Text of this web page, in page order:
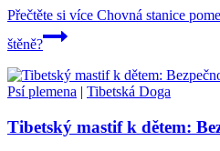
Přečtěte si více Chovná stanice
štěně?
Psí plemena | Tibetská Doga
Tibetský mastif k dětem: